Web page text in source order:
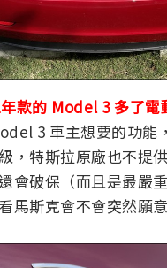
款的 Model 3 多了電
3 車主想要的功能
，特斯拉原廠也不提
會破保（而且是最嚴
馬斯克會不會突然願